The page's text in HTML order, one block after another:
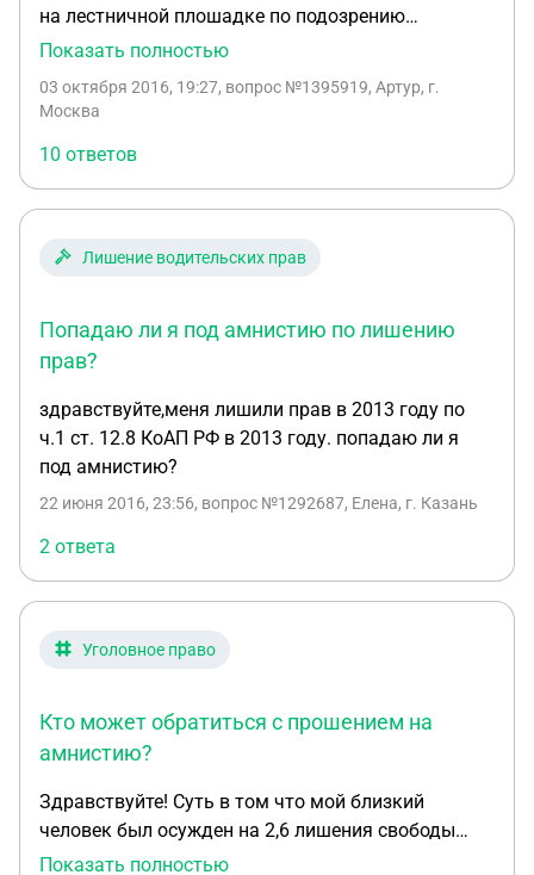
на лестничной плошадке по подозрению
употреблении наркотических
бутылку с отверстием (бульбик) меня отвезли на
употребляю гашиш и не стал отказываться от
прохождения мед.экспертизы в итоге я
подписался, и меня отвезли в отдел где
задержали на ночь!!!! что мне теперь грозит мне?
ранее не привлекался и не фигурировал в иных
трудоустроен, женат жду дочь в этом месяце!!!
помогите плз отразится ли статья 6.9 на мою
Показать полностью
03 октября 2016, 19:27, вопрос №1395919, Артур, г.
Москва
10 ответов
Лишение водительских прав
Попадаю ли я под амнистию по лишению
прав?
здравствуйте,меня лишили прав в 2013 году по
ч.1 ст. 12.8 КоАП РФ в 2013 году. попадаю ли я
под амнистию?
22 июня 2016, 23:56, вопрос №1292687, Елена, г. Казань
2 ответа
Уголовное право
Кто может обратиться с прошением на
амнистию?
Здравствуйте! Суть в том что мой близкий
человек был осужден на 2,6 лишения свободы
общего режима. Ст.228(1) , на момент
Показать полностью